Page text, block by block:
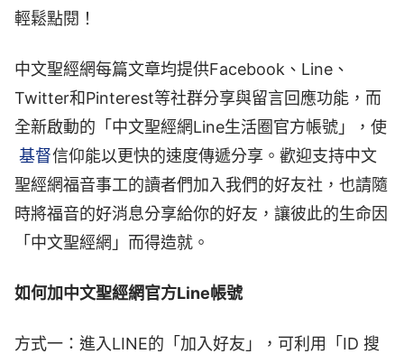
輕鬆點閱！
中文聖經網每篇文章均提供Facebook、Line、
Twitter和Pinterest等社群分享與留言回應功能，而
全新啟動的「中文聖經網Line生活圈官方帳號」，使
基督信仰能以更快的速度傳遞分享。歡迎支持中文
聖經網福音事工的讀者們加入我們的好友社，也請隨
時將福音的好消息分享給你的好友，讓彼此的生命因
「中文聖經網」而得造就。
如何加中文聖經網官方Line帳號
方式一： 進入LINE的「加入好友」，可利用「ID 搜